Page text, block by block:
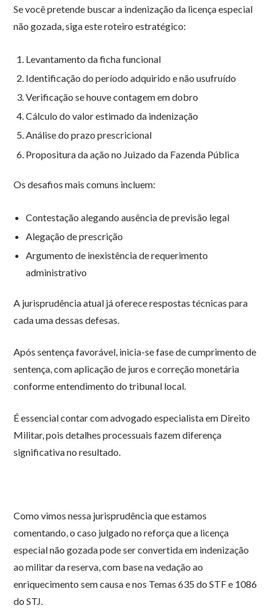
Se você pretende buscar a indenização da licença especial
não gozada, siga este roteiro estratégico:
Levantamento da ficha funcional
Identificação do período adquirido e não usufruído
Verificação se houve contagem em dobro
Cálculo do valor estimado da indenização
Análise do prazo prescricional
Propositura da ação no Juizado da Fazenda Pública
Os desafios mais comuns incluem:
Contestação alegando ausência de previsão legal
Alegação de prescrição
Argumento de inexistência de requerimento
administrativo
A jurisprudência atual já oferece respostas técnicas para
cada uma dessas defesas.
Após sentença favorável, inicia-se fase de cumprimento de
sentença, com aplicação de juros e correção monetária
conforme entendimento do tribunal local.
É essencial contar com advogado especialista em Direito
Militar, pois detalhes processuais fazem diferença
significativa no resultado.
Como vimos nessa jurisprudência que estamos
comentando, o caso julgado no reforça que a licença
especial não gozada pode ser convertida em indenização
ao militar da reserva, com base na vedação ao
enriquecimento sem causa e nos Temas 635 do STF e 1086
do STJ.